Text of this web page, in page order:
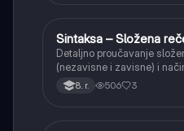
Srpski jezik
Sintaksa – Složena
Detaljno proučavanje
(nezavisne i zavisne) i
povezuju.
8. r. 506 3